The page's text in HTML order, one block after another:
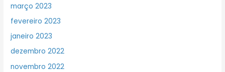
março 2023
fevereiro 2023
janeiro 2023
dezembro 2022
novembro 2022